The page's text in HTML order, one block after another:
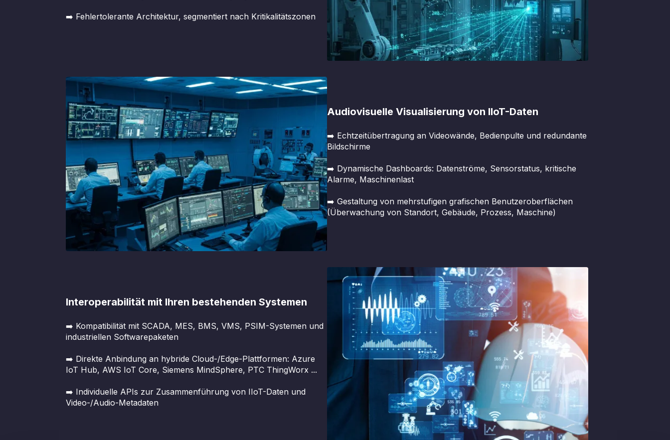
➡️ Fehlertolerante Architektur, segmentiert nach Kritikalitätszonen
Audiovisuelle Visualisierung von IIoT-Daten
➡️ Echtzeitübertragung an Videowände, Bedienpulte und redundante
Bildschirme
➡️ Dynamische Dashboards: Datenströme, Sensorstatus, kritische
Alarme, Maschinenlast
➡️ Gestaltung von mehrstufigen grafischen Benutzeroberflächen
(Überwachung von Standort, Gebäude, Prozess, Maschine)
Interoperabilität mit Ihren bestehenden Systemen
➡️ Kompatibilität mit SCADA, MES, BMS, VMS, PSIM-Systemen und
industriellen Softwarepaketen
➡️ Direkte Anbindung an hybride Cloud-/Edge-Plattformen: Azure
IoT Hub, AWS IoT Core, Siemens MindSphere, PTC ThingWorx ...
➡️ Individuelle APIs zur Zusammenführung von IIoT-Daten und
Video-/Audio-Metadaten